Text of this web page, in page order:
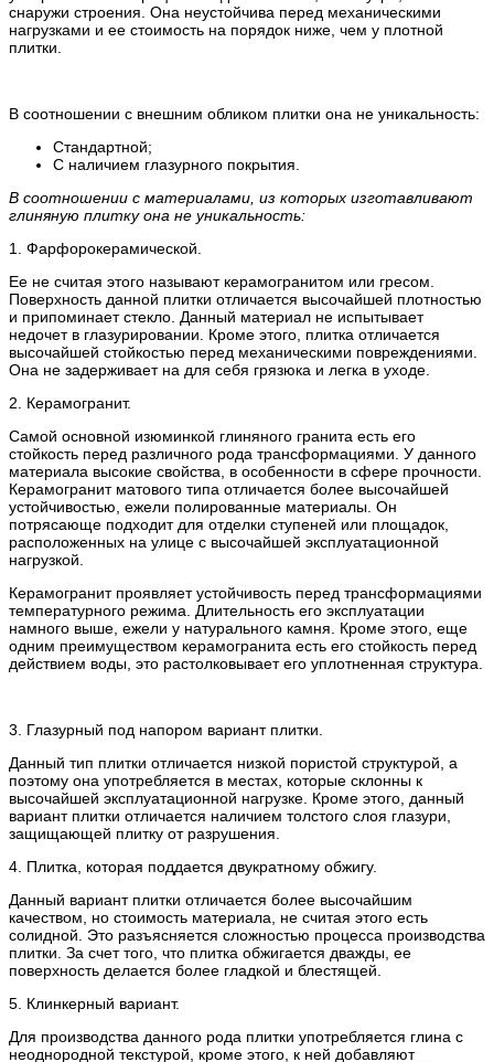
снаружи строения. Она неустойчива перед механическими
нагрузками и ее стоимость на порядок ниже, чем у плотной
плитки.
В соотношении с внешним обликом плитки она не уникальность:
Стандартной;
С наличием глазурного покрытия.
В соотношении с материалами, из которых изготавливают
глиняную плитку она не уникальность:
1. Фарфорокерамической.
Ее не считая этого называют керамогранитом или гресом.
Поверхность данной плитки отличается высочайшей плотностью
и припоминает стекло. Данный материал не испытывает
недочет в глазурировании. Кроме этого, плитка отличается
высочайшей стойкостью перед механическими повреждениями.
Она не задерживает на для себя грязюка и легка в уходе.
2. Керамогранит.
Самой основной изюминкой глиняного гранита есть его
стойкость перед различного рода трансформациями. У данного
материала высокие свойства, в особенности в сфере прочности.
Керамогранит матового типа отличается более высочайшей
устойчивостью, ежели полированные материалы. Он
потрясающе подходит для отделки ступеней или площадок,
расположенных на улице с высочайшей эксплуатационной
нагрузкой.
Керамогранит проявляет устойчивость перед трансформациями
температурного режима. Длительность его эксплуатации
намного выше, ежели у натурального камня. Кроме этого, еще
одним преимуществом керамогранита есть его стойкость перед
действием воды, это растолковывает его уплотненная структура.
3. Глазурный под напором вариант плитки.
Данный тип плитки отличается низкой пористой структурой, а
поэтому она употребляется в местах, которые склонны к
высочайшей эксплуатационной нагрузке. Кроме этого, данный
вариант плитки отличается наличием толстого слоя глазури,
защищающей плитку от разрушения.
4. Плитка, которая поддается двукратному обжигу.
Данный вариант плитки отличается более высочайшим
качеством, но стоимость материала, не считая этого есть
солидной. Это разъясняется сложностью процесса производства
плитки. За счет того, что плитка обжигается дважды, ее
поверхность делается более гладкой и блестящей.
5. Клинкерный вариант.
Для производства данного рода плитки употребляется глина с
неоднородной текстурой, кроме этого, к ней добавляют